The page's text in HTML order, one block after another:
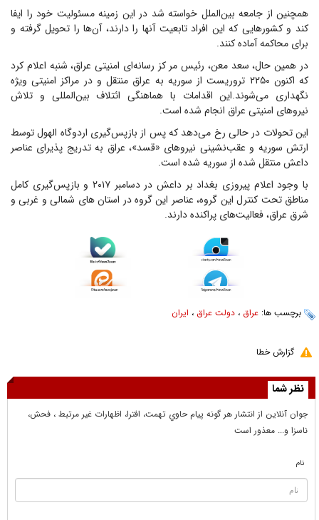
همچنین از جامعه بین‌الملل خواسته شد در این زمینه مسئولیت خود را ایفا
کند و کشورهایی که این افراد تابعیت آنها را دارند، آن‌ها را تحویل گرفته و
برای محاکمه آماده کنند.
در همین حال، سعد معن، رئیس مر کز رسانه‌ای امنیتی عراق، شنبه اعلام کرد
که اکنون ۲۲۵۰ تروریست از سوریه به عراق منتقل و در مراکز امنیتی ویژه
نگهداری می‌شوند.این اقدامات با هماهنگی ائتلاف بین‌المللی و تلاش
نیروهای امنیتی عراق انجام شده است.
این تحولات در حالی رخ می‌دهد که پس از بازپس‌گیری اردوگاه الهول توسط
ارتش سوریه و عقب‌نشینی نیروهای «قسد»، عراق به تدریج پذیرای عناصر
داعش منتقل‌ شده از سوریه شده است.
با وجود اعلام پیروزی بغداد بر داعش در دسامبر ۲۰۱۷ و بازپس‌گیری کامل
مناطق تحت کنترل این گروه، عناصر این گروه در استان های شمالی و غربی و
شرق عراق، فعالیت‌های پراکنده دارند.
برچسب ها: عراق ، دولت عراق ، ایران
گزارش خطا
نظر شما
جوان آنلاين از انتشار هر گونه پيام حاوي تهمت، افترا، اظهارات غير مرتبط ، فحش،
ناسزا و... معذور است
نام